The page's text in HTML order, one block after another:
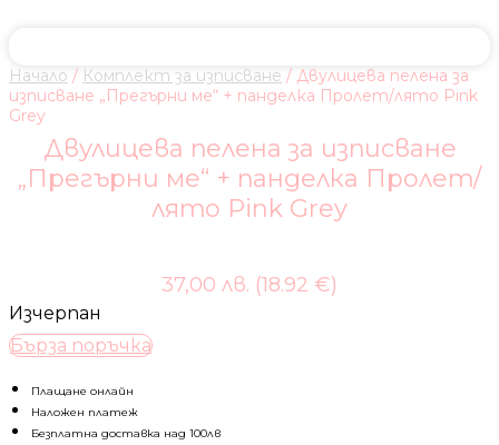
Начало / Комплект за изписване / Двулицева пелена за
изписване „Прегърни ме“ + панделка Пролет/лято Pink
Grey
Двулицева пелена за изписване
„Прегърни ме“ + панделка Пролет/
лято Pink Grey
37,00 лв. (18.92 €)
Изчерпан
Бърза поръчка
Плащане онлайн
Наложен платеж
Безплатна доставка над 100лв